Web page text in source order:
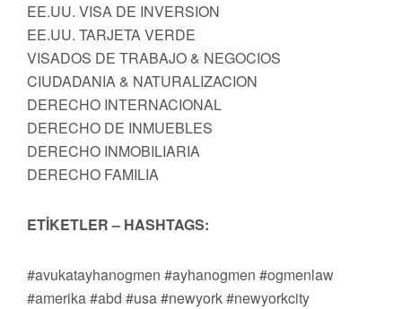
EE.UU. VISA DE INVERSION
EE.UU. TARJETA VERDE
VISADOS DE TRABAJO & NEGOCIOS
CIUDADANIA & NATURALIZACION
DERECHO INTERNACIONAL
DERECHO DE INMUEBLES
DERECHO INMOBILIARIA
DERECHO FAMILIA
ETİKETLER – HASHTAGS:
#avukatayhanogmen #ayhanogmen #ogmenlaw
#amerika #abd #usa #newyork #newyorkcity